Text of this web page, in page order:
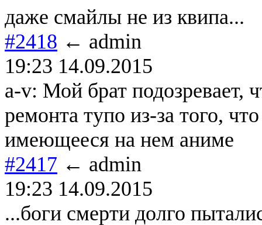
даже смайлы не из квипа...
#2418 ← admin
19:23 14.09.2015
a-v: Мой брат подозревает,
ремонта тупо из-за того,
имеющееся на нем аниме
#2417 ← admin
19:23 14.09.2015
...боги смерти долго